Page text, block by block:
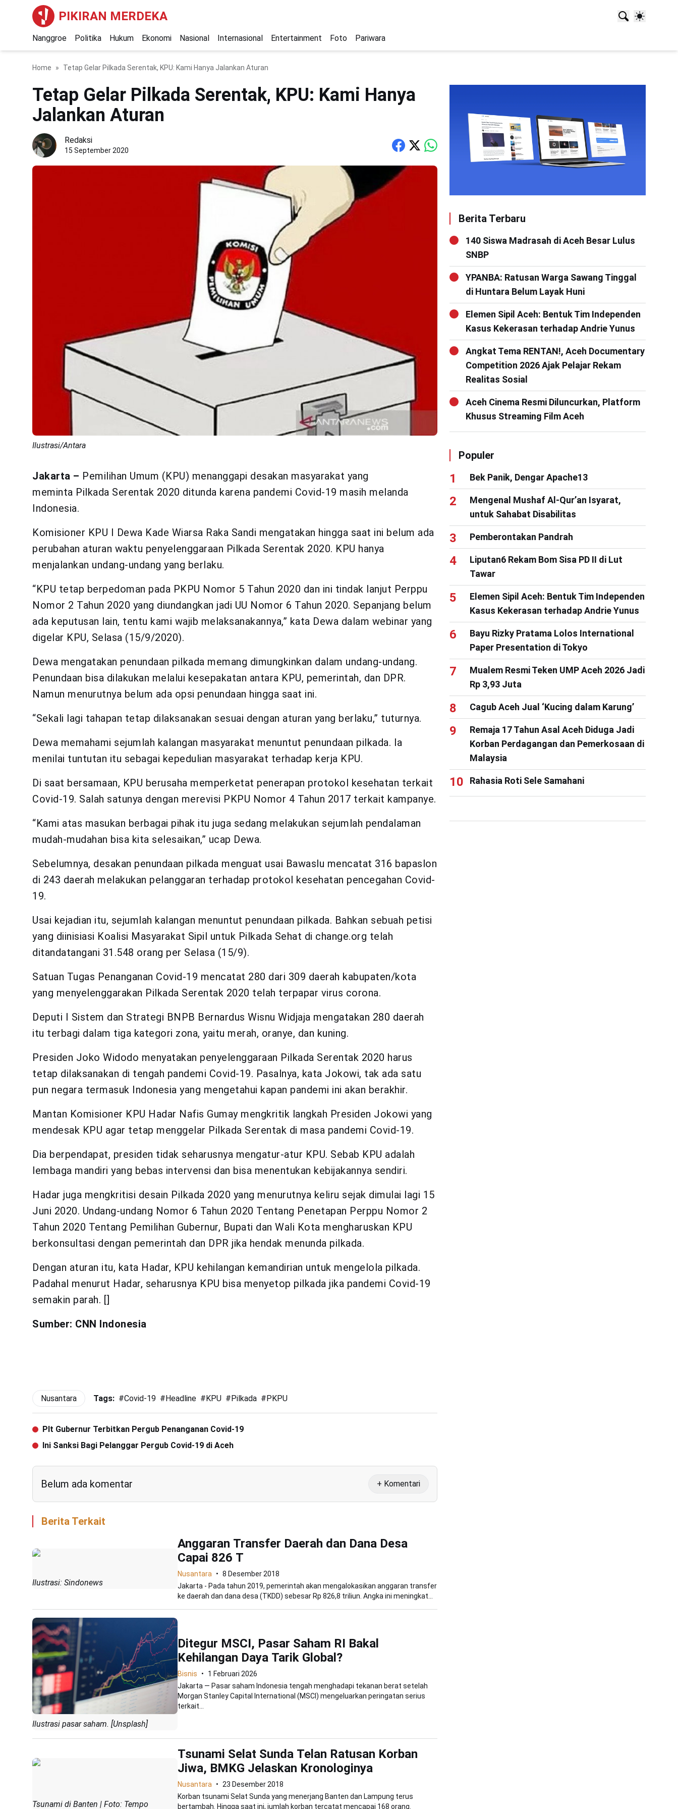
PIKIRAN MERDEKA
Nanggroe Politika Hukum Ekonomi Nasional Internasional Entertainment Foto Pariwara
Home Tetap Gelar Pilkada Serentak, KPU: Kami Hanya Jalankan Aturan
Tetap Gelar Pilkada Serentak, KPU: Kami Hanya
Jalankan Aturan
Redaksi
15 September 2020
Ilustrasi/Antara
Jakarta – Pemilihan Umum (KPU) menanggapi desakan masyarakat yang
meminta Pilkada Serentak 2020 ditunda karena pandemi Covid-19 masih melanda
Indonesia.
Komisioner KPU I Dewa Kade Wiarsa Raka Sandi mengatakan hingga saat ini belum ada
perubahan aturan waktu penyelenggaraan Pilkada Serentak 2020. KPU hanya
menjalankan undang-undang yang berlaku.
“KPU tetap berpedoman pada PKPU Nomor 5 Tahun 2020 dan ini tindak lanjut Perppu
Nomor 2 Tahun 2020 yang diundangkan jadi UU Nomor 6 Tahun 2020. Sepanjang belum
ada keputusan lain, tentu kami wajib melaksanakannya,” kata Dewa dalam webinar yang
digelar KPU, Selasa (15/9/2020).
Dewa mengatakan penundaan pilkada memang dimungkinkan dalam undang-undang.
Penundaan bisa dilakukan melalui kesepakatan antara KPU, pemerintah, dan DPR.
Namun menurutnya belum ada opsi penundaan hingga saat ini.
“Sekali lagi tahapan tetap dilaksanakan sesuai dengan aturan yang berlaku,” tuturnya.
Dewa memahami sejumlah kalangan masyarakat menuntut penundaan pilkada. Ia
menilai tuntutan itu sebagai kepedulian masyarakat terhadap kerja KPU.
Di saat bersamaan, KPU berusaha memperketat penerapan protokol kesehatan terkait
Covid-19. Salah satunya dengan merevisi PKPU Nomor 4 Tahun 2017 terkait kampanye.
“Kami atas masukan berbagai pihak itu juga sedang melakukan sejumlah pendalaman
mudah-mudahan bisa kita selesaikan,” ucap Dewa.
Sebelumnya, desakan penundaan pilkada menguat usai Bawaslu mencatat 316 bapaslon
di 243 daerah melakukan pelanggaran terhadap protokol kesehatan pencegahan Covid-
19.
Usai kejadian itu, sejumlah kalangan menuntut penundaan pilkada. Bahkan sebuah petisi
yang diinisiasi Koalisi Masyarakat Sipil untuk Pilkada Sehat di change.org telah
ditandatangani 31.548 orang per Selasa (15/9).
Satuan Tugas Penanganan Covid-19 mencatat 280 dari 309 daerah kabupaten/kota
yang menyelenggarakan Pilkada Serentak 2020 telah terpapar virus corona.
Deputi I Sistem dan Strategi BNPB Bernardus Wisnu Widjaja mengatakan 280 daerah
itu terbagi dalam tiga kategori zona, yaitu merah, oranye, dan kuning.
Presiden Joko Widodo menyatakan penyelenggaraan Pilkada Serentak 2020 harus
tetap dilaksanakan di tengah pandemi Covid-19. Pasalnya, kata Jokowi, tak ada satu
pun negara termasuk Indonesia yang mengetahui kapan pandemi ini akan berakhir.
Mantan Komisioner KPU Hadar Nafis Gumay mengkritik langkah Presiden Jokowi yang
mendesak KPU agar tetap menggelar Pilkada Serentak di masa pandemi Covid-19.
Dia berpendapat, presiden tidak seharusnya mengatur-atur KPU. Sebab KPU adalah
lembaga mandiri yang bebas intervensi dan bisa menentukan kebijakannya sendiri.
Hadar juga mengkritisi desain Pilkada 2020 yang menurutnya keliru sejak dimulai lagi 15
Juni 2020. Undang-undang Nomor 6 Tahun 2020 Tentang Penetapan Perppu Nomor 2
Tahun 2020 Tentang Pemilihan Gubernur, Bupati dan Wali Kota mengharuskan KPU
berkonsultasi dengan pemerintah dan DPR jika hendak menunda pilkada.
Dengan aturan itu, kata Hadar, KPU kehilangan kemandirian untuk mengelola pilkada.
Padahal menurut Hadar, seharusnya KPU bisa menyetop pilkada jika pandemi Covid-19
semakin parah. []
Sumber: CNN Indonesia
Nusantara Tags: #Covid-19 #Headline #KPU #Pilkada #PKPU
Plt Gubernur Terbitkan Pergub Penanganan Covid-19
Ini Sanksi Bagi Pelanggar Pergub Covid-19 di Aceh
Belum ada komentar + Komentari
Berita Terkait
Ilustrasi: Sindonews
Anggaran Transfer Daerah dan Dana Desa
Capai 826 T
Nusantara
8 Desember 2018
Jakarta - Pada tahun 2019, pemerintah akan mengalokasikan anggaran transfer
ke daerah dan dana desa (TKDD) sebesar Rp 826,8 triliun. Angka ini meningkat...
Ilustrasi pasar saham. [Unsplash]
Ditegur MSCI, Pasar Saham RI Bakal
Kehilangan Daya Tarik Global?
Bisnis
1 Februari 2026
Jakarta — Pasar saham Indonesia tengah menghadapi tekanan berat setelah
Morgan Stanley Capital International (MSCI) mengeluarkan peringatan serius
terkait...
Tsunami di Banten | Foto: Tempo
Tsunami Selat Sunda Telan Ratusan Korban
Jiwa, BMKG Jelaskan Kronologinya
Nusantara
23 Desember 2018
Korban tsunami Selat Sunda yang menerjang Banten dan Lampung terus
bertambah. Hingga saat ini, jumlah korban tercatat mencapai 168 orang.
Berita Terbaru
140 Siswa Madrasah di Aceh Besar Lulus
SNBP
YPANBA: Ratusan Warga Sawang Tinggal
di Huntara Belum Layak Huni
Elemen Sipil Aceh: Bentuk Tim Independen
Kasus Kekerasan terhadap Andrie Yunus
Angkat Tema RENTAN!, Aceh Documentary
Competition 2026 Ajak Pelajar Rekam
Realitas Sosial
Aceh Cinema Resmi Diluncurkan, Platform
Khusus Streaming Film Aceh
Populer
Bek Panik, Dengar Apache13
Mengenal Mushaf Al-Qur’an Isyarat,
untuk Sahabat Disabilitas
Pemberontakan Pandrah
Liputan6 Rekam Bom Sisa PD II di Lut
Tawar
Elemen Sipil Aceh: Bentuk Tim Independen
Kasus Kekerasan terhadap Andrie Yunus
Bayu Rizky Pratama Lolos International
Paper Presentation di Tokyo
Mualem Resmi Teken UMP Aceh 2026 Jadi
Rp 3,93 Juta
Cagub Aceh Jual ‘Kucing dalam Karung’
Remaja 17 Tahun Asal Aceh Diduga Jadi
Korban Perdagangan dan Pemerkosaan di
Malaysia
Rahasia Roti Sele Samahani